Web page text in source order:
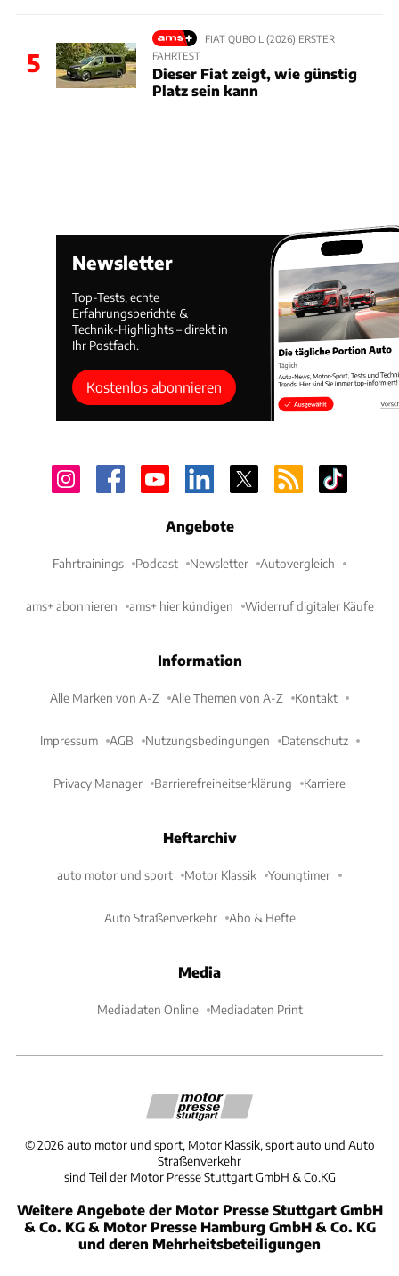
5
FIAT QUBO L (2026) ERSTER
FAHRTEST
Dieser Fiat zeigt, wie günstig
Platz sein kann
Newsletter
Top-Tests, echte
Erfahrungsberichte &
Technik-Highlights – direkt in
Ihr Postfach.
Kostenlos abonnieren
Angebote
Fahrtrainings Podcast Newsletter Autovergleich
ams+ abonnieren ams+ hier kündigen Widerruf digitaler Käufe
Information
Alle Marken von A-Z Alle Themen von A-Z Kontakt
Impressum AGB Nutzungsbedingungen Datenschutz
Privacy Manager Barrierefreiheitserklärung Karriere
Heftarchiv
auto motor und sport Motor Klassik Youngtimer
Auto Straßenverkehr Abo & Hefte
Media
Mediadaten Online Mediadaten Print
©2026 auto motor und sport, Motor Klassik, sport auto und Auto
Straßenverkehr
sind Teil der Motor Presse Stuttgart GmbH & Co.KG
Weitere Angebote der Motor Presse Stuttgart GmbH
& Co. KG & Motor Presse Hamburg GmbH & Co. KG
und deren Mehrheitsbeteiligungen